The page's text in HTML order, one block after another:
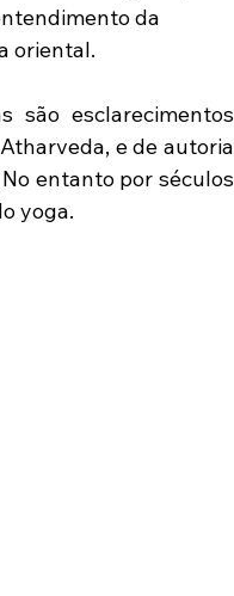
da
oriental.
são esclarecimentos
e de autoria
entanto por séculos
yoga.